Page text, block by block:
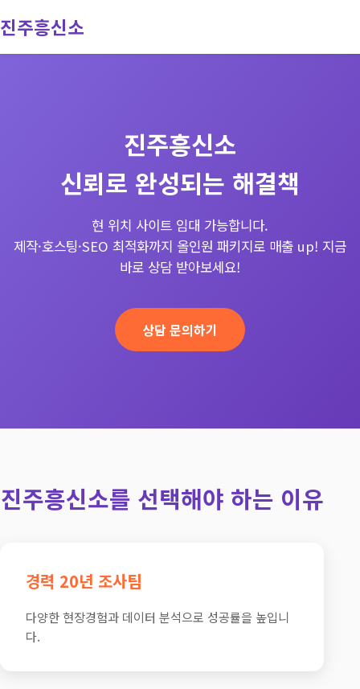
진주흥신소
진행과정
진주흥신소
신뢰로 완성되는 해결책
현 위치 사이트 임대 가능합니다.
제작·호스팅·SEO 최적화까지 올인원 패키지로 매출 up! 지금
바로 상담 받아보세요!
상담 문의하기
진주흥신소를 선택해야 하는 이유
경력 20년 조사팀
다양한 현장경험과 데이터 분석으로 성공률을 높입니
다.